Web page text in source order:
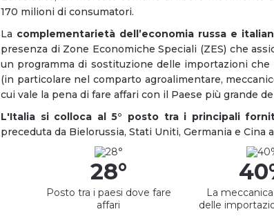
170 milioni di consumatori.
La complementarietà dell’economia russa e
presenza di Zone Economiche Speciali (ZES) che
un programma di sostituzione delle importazioni
(in particolare nel comparto agroalimentare,
cui vale la pena di fare affari con il Paese più grande
L'Italia si colloca al 5° posto tra i principali
preceduta da Bielorussia, Stati Uniti, Germania e Cina
28°
Posto tra i paesi dove fare
affari
La
delle